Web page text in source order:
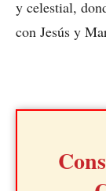
y celestial,
con Jesús y